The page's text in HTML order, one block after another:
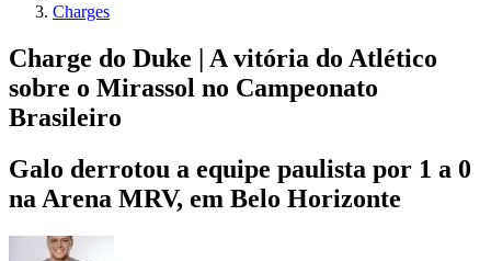
Charges
Charge do Duke | A vitória do Atlético
sobre o Mirassol no Campeonato
Brasileiro
Galo derrotou a equipe paulista por 1 a 0
na Arena MRV, em Belo Horizonte